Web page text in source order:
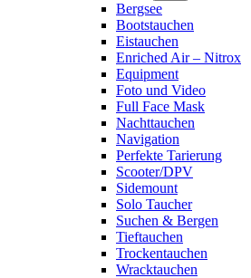
Bergsee
Bootstauchen
Eistauchen
Enriched Air – Nitrox
Equipment
Foto und Video
Full Face Mask
Nachttauchen
Navigation
Perfekte Tarierung
Scooter/DPV
Sidemount
Solo Taucher
Suchen & Bergen
Tieftauchen
Trockentauchen
Wracktauchen